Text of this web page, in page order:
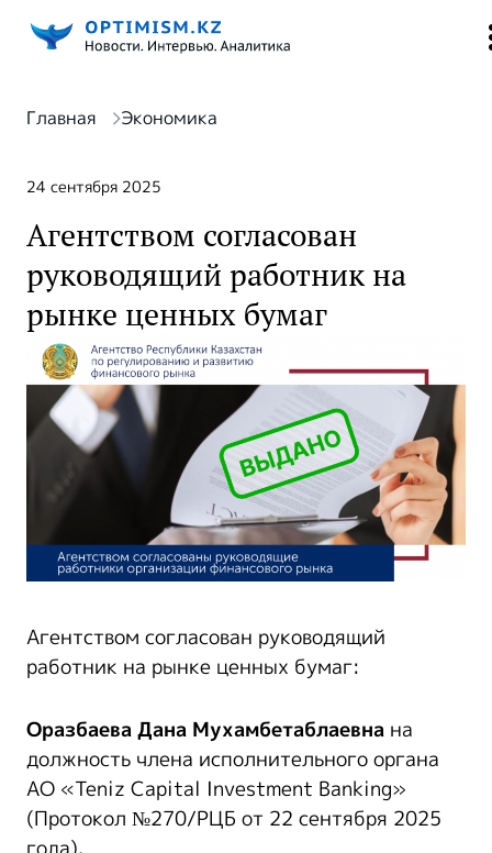
Главная Экономика
24 сентября 2025
Агентством согласован
руководящий работник на
рынке ценных бумаг
Агентством согласован руководящий
работник на рынке ценных бумаг:
Оразбаева Дана Мухамбетаблаевна на
должность члена исполнительного органа
АО «Teniz Capital Investment Banking»
(Протокол №270/РЦБ от 22 сентября 2025